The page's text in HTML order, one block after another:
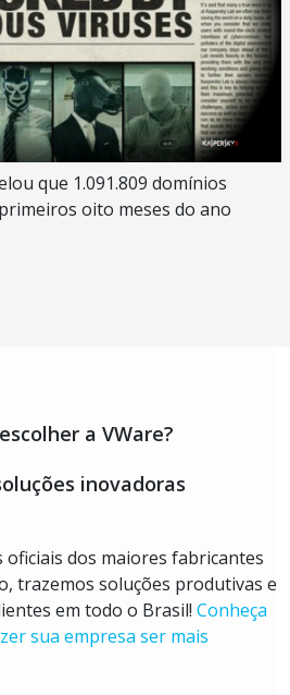
que 1.091.809 domínios
oito meses do ano
a VWare?
inovadoras
dos maiores fabricantes
trazemos soluções produtivas e
em todo o Brasil! Conheça
sua empresa ser mais